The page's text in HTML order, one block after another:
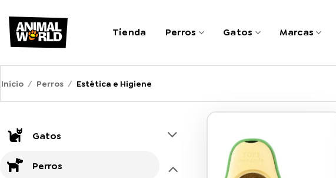
contenido
Tienda Perros Gatos Marcas
Inicio / Perros / Estética e Higiene
Gatos
Perros